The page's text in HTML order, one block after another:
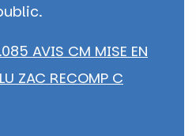
AVIS CM MISE EN
ZAC RECOMP C